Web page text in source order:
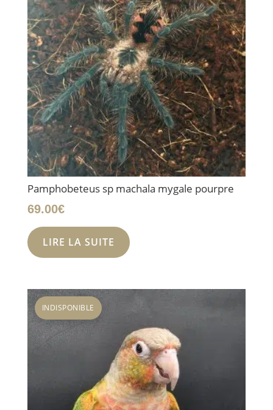
Pamphobeteus sp machala mygale pourpre
69.00€
LIRE LA SUITE
INDISPONIBLE